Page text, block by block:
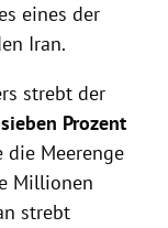
eines der
Iran.
strebt der
Prozent
die Meerenge
Millionen
strebt